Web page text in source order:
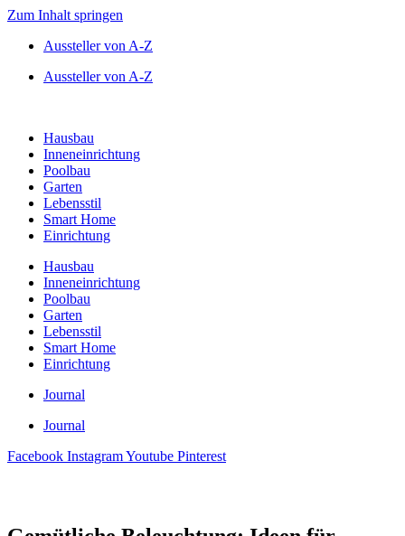
Zum Inhalt springen
Aussteller von A-Z
Aussteller von A-Z
Hausbau
Inneneinrichtung
Poolbau
Garten
Lebensstil
Smart Home
Einrichtung
Hausbau
Inneneinrichtung
Poolbau
Garten
Lebensstil
Smart Home
Einrichtung
Journal
Journal
Facebook InstagramYoutube Pinterest